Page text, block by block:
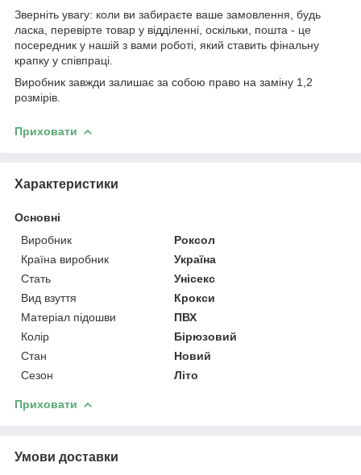
Зверніть увагу: коли ви забираєте ваше замовлення, будь
ласка, перевірте товар у відділенні, оскільки, пошта - це
посередник у нашій з вами роботі, який ставить фінальну
крапку у співпраці.
Виробник завжди залишає за собою право на заміну 1,2
розмірів.
Приховати
Характеристики
Основні
Виробник
Роксол
Країна виробник
Україна
Стать
Унісекс
Вид взуття
Крокси
Матеріал підошви
ПВХ
Колір
Бірюзовий
Стан
Новий
Сезон
Літо
Приховати
Умови доставки